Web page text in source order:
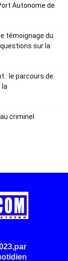
Autonome de
témoignage du
sur la
: le parcours de
la
criminel